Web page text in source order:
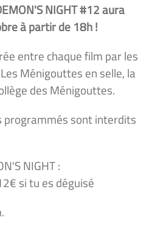
NIGHT #12 aura
à partir de 18h !
entre chaque film par les
Ménigouttes en selle, la
des Ménigouttes.
sont interdits
NIGHT :
si tu es déguisé